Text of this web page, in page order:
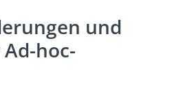
und
hoc-